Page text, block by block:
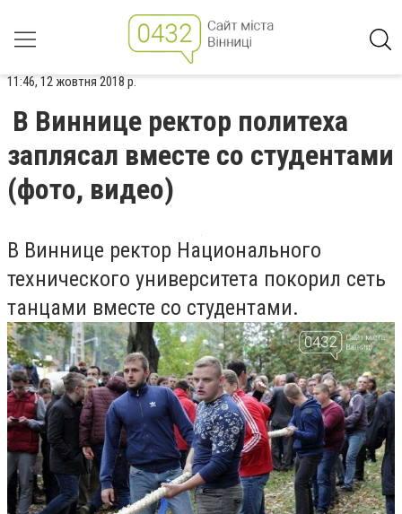
11:46, 12 жовтня 2018 р.
В Виннице ректор политеха
заплясал вместе со студентами
(фото, видео)
В Виннице ректор Национального
технического университета покорил сеть
танцами вместе со студентами.